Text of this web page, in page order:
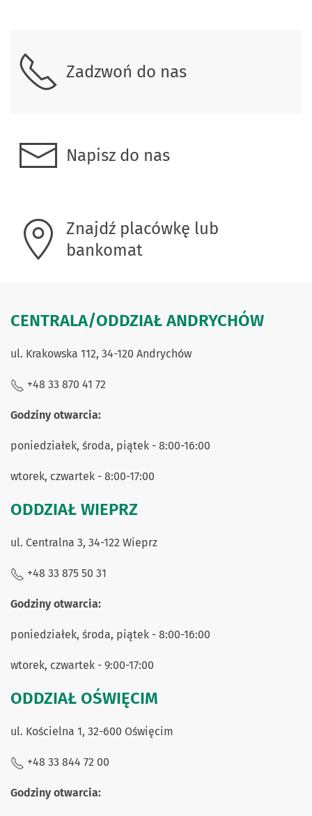
Zadzwoń do nas
Napisz do nas
Znajdź placówkę lub
bankomat
CENTRALA/ODDZIAŁ ANDRYCHÓW
ul. Krakowska 112, 34-120 Andrychów
+48 33 870 41 72
Godziny otwarcia:
poniedziałek, środa, piątek - 8:00-16:00
wtorek, czwartek - 8:00-17:00
ODDZIAŁ WIEPRZ
ul. Centralna 3, 34-122 Wieprz
+48 33 875 50 31
Godziny otwarcia:
poniedziałek, środa, piątek - 8:00-16:00
wtorek, czwartek - 9:00-17:00
ODDZIAŁ OŚWIĘCIM
ul. Kościelna 1, 32-600 Oświęcim
+48 33 844 72 00
Godziny otwarcia: